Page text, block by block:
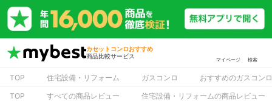
カセットコンロおすすめ
商品比較サービス
マイページ 検索
TOP 住宅設備・リフォーム ガスコンロ
おすすめのガスコン
TOP
すべての商品レビュー 住宅設備・リフォームの商品レビュー